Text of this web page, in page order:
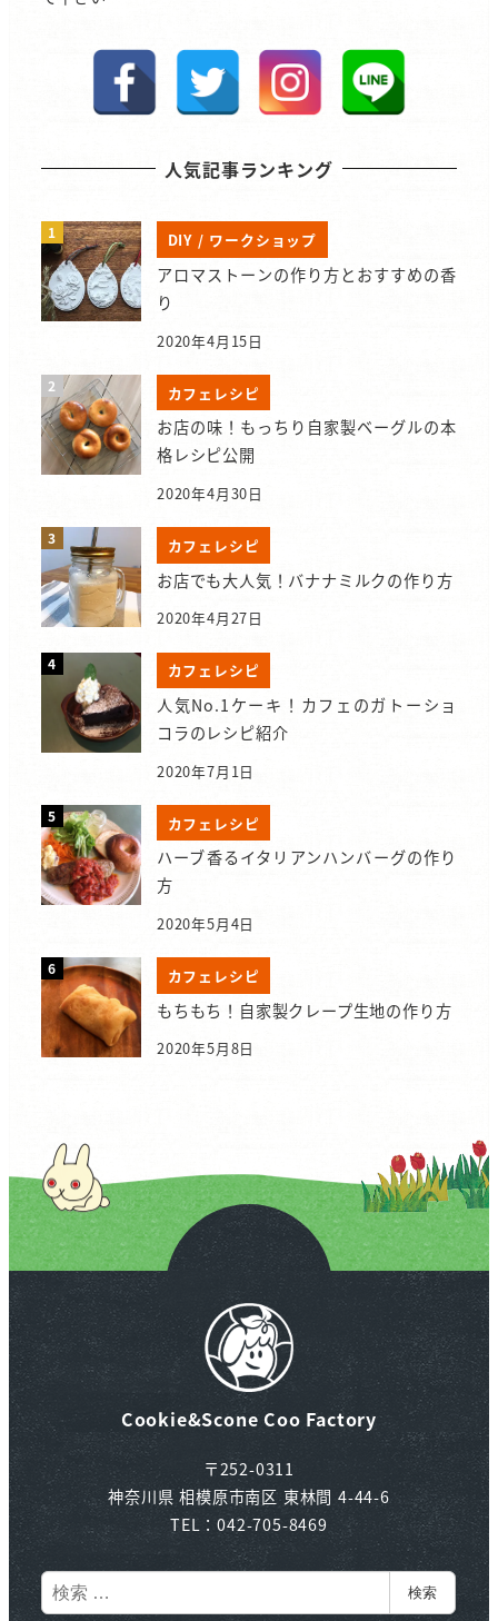
人気記事ランキング
DIY / ワークショップ
アロマストーンの作り方とおすすめの香
り
2020年4月15日
カフェレシピ
お店の味！もっちり自家製ベーグルの本
格レシピ公開
2020年4月30日
カフェレシピ
お店でも大人気！バナナミルクの作り方
2020年4月27日
カフェレシピ
人気No.1ケーキ！カフェのガトーショ
コラのレシピ紹介
2020年7月1日
カフェレシピ
ハーブ香るイタリアンハンバーグの作り
方
2020年5月4日
カフェレシピ
もちもち！自家製クレープ生地の作り方
2020年5月8日
Cookie&Scone Coo Factory
〒252-0311
神奈川県 相模原市南区 東林間 4-44-6
TEL：042-705-8469
検
索
検索